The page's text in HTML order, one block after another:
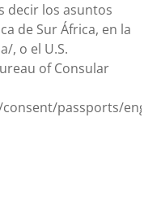
decir los asuntos
de Sur África, en la
, o el U.S.
of Consular
passports/